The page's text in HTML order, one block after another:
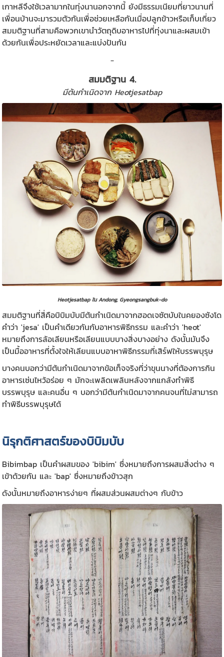
เกาหลีจึงใช้เวลามากในทุ่งนานอกจากนี้ ยังมีธรรมเนียมที่ยาวนานที่
เพื่อนบ้านจะมารวมตัวกันเพื่อช่วยเหลือกันเมื่อปลูกข้าวหรือเก็บเกี่ยว
สมมติฐานที่สามคือพวกเขานำวัตถุดิบอาหารไปที่ทุ่งนาและผสมเข้า
ด้วยกันเพื่อประหยัดเวลาและแบ่งปันกัน
_
สมมติฐาน 4.
มีต้นกำเนิดจาก Heotjesatbap
Heotjesatbap ใน Andong, Gyeongsangbuk-do
สมมติฐานที่สี่คือบิบิมบับมีต้นกำเนิดมาจากฮอดเจซัตบับในคยองซังโด
คำว่า 'jesa' เป็นคำเดียวกันกับอาหารพิธีกรรม และคำว่า 'heot'
หมายถึงการล้อเลียนหรือเลียนแบบบางสิ่งบางอย่าง ดังนั้นมันจึง
เป็นมื้ออาหารที่ตั้งใจให้เลียนแบบอาหาพิธีกรรมที่เสิร์ฟให้บรรพบุรุษ
บางคนบอกว่ามีต้นกำเนิดมาจากข้อเท็จจริงที่ว่าขุนนางที่ต้องการกิน
อาหารเซ่นไหว้อร่อย ๆ มักจะเพลิดเพลินหลังจากแกล้งทำพิธี
บรรพบุรุษ และคนอื่น ๆ บอกว่ามีต้นกำเนิดมาจากคนจนที่ไม่สามารถ
ทำพิธีบรรพบุรุษได้
นิรุกติศาสตร์ของบิบิมบับ
Bibimbap เป็นคำผสมของ 'bibim' ซึ่งหมายถึงการผสมสิ่งต่าง ๆ
เข้าด้วยกัน และ 'bap' ซึ่งหมายถึงข้าวสุก
ดังนั้นหมายถึงอาหารง่ายๆ ที่ผสมส่วนผสมต่างๆ กับข้าว